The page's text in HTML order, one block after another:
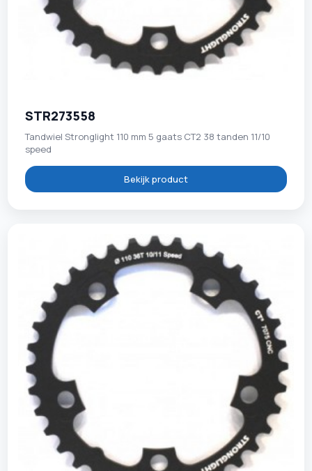
STR273558
Tandwiel Stronglight 110 mm 5 gaats CT2 38 tanden 11/10
speed
Bekijk product